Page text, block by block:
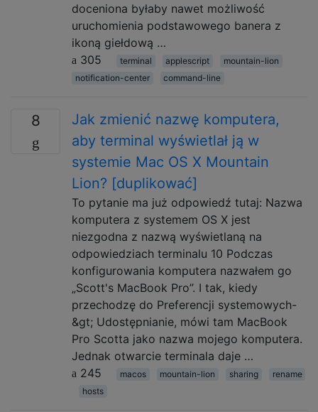
doceniona byłaby nawet możliwość
uruchomienia podstawowego banera z
ikoną giełdową …
305
terminal applescript
mountain-lion
notification-center
command-line
8
Jak zmienić nazwę komputera,
aby terminal wyświetlał ją w
systemie Mac OS X Mountain
Lion? [duplikować]
To pytanie ma już odpowiedź tutaj: Nazwa
komputera z systemem OS X jest
niezgodna z nazwą wyświetlaną na
odpowiedziach terminalu 10 Podczas
konfigurowania komputera nazwałem go
„Scott's MacBook Pro”. I tak, kiedy
przechodzę do Preferencji systemowych-
&gt; Udostępnianie, mówi tam MacBook
Pro Scotta jako nazwa mojego komputera.
Jednak otwarcie terminala daje …
245
macos mountain-lion sharing
rename
hosts